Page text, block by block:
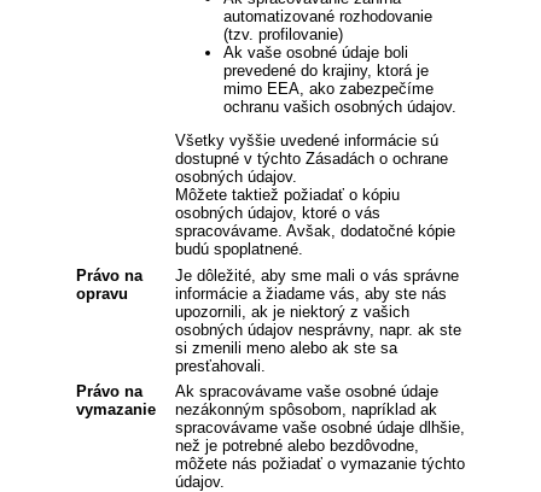
automatizované rozhodovanie
(tzv. profilovanie)
Ak vaše osobné údaje boli
prevedené do krajiny, ktorá je
mimo EEA, ako zabezpečíme
ochranu vašich osobných údajov.
Všetky vyššie uvedené informácie sú
dostupné v týchto Zásadách o ochrane
osobných údajov.
Môžete taktiež požiadať o kópiu
osobných údajov, ktoré o vás
spracovávame. Avšak, dodatočné kópie
budú spoplatnené.
Právo na
opravu
Je dôležité, aby sme mali o vás správne
informácie a žiadame vás, aby ste nás
upozornili, ak je niektorý z vašich
osobných údajov nesprávny, napr. ak ste
si zmenili meno alebo ak ste sa
presťahovali.
Právo na
vymazanie
Ak spracovávame vaše osobné údaje
nezákonným spôsobom, napríklad ak
spracovávame vaše osobné údaje dlhšie,
než je potrebné alebo bezdôvodne,
môžete nás požiadať o vymazanie týchto
údajov.